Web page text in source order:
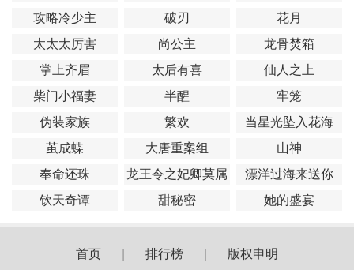
点多
攻略冷少主
破刃
花月
太太太厉害
尚公主
龙骨焚箱
掌上齐眉
太后有喜
仙人之上
柴门小福妻
半醒
牢笼
伪装家族
繁欢
当星光坠入花海
茧成蝶
大唐重案组
山神
奉命还珠
龙王令之妃卿莫属
漂洋过海来送你
钦天奇谭
甜秘密 她的盛宴
首页 排行榜 版权申明